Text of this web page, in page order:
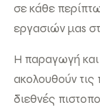
σε κάθε
εργασιών μαs
Η παραγωγή
ακολουθούν
διεθνές